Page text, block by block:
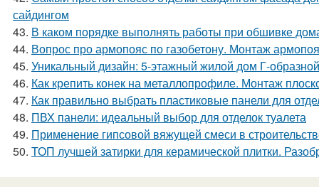
сайдингом
43. В каком порядке выполнять работы при обшивке
44. Вопрос про армопояс по газобетону. Монтаж
45. Уникальный дизайн: 5-этажный жилой дом Г-
46. Как крепить конек на металлопрофиле. Монтаж
47. Как правильно выбрать пластиковые панели для
48. ПВХ панели: идеальный выбор для отделок туалета
49. Применение гипсовой вяжущей смеси в
50. ТОП лучшей затирки для керамической плитки.